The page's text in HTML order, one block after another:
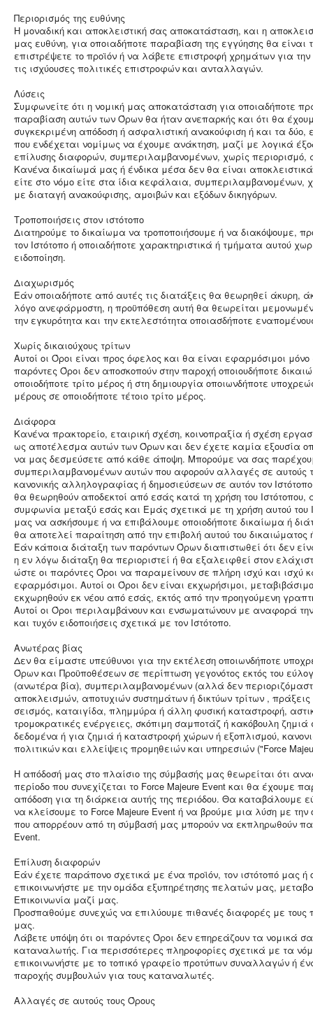
Περιορισμός της ευθύνης
Η μοναδική και αποκλειστική σας αποκατάσταση, και η
μας ευθύνη, για οποιαδήποτε παραβίαση της εγγύησης θα είναι
επιστρέψετε το προϊόν ή να λάβετε επιστροφή χρημάτων για
τις ισχύουσες πολιτικές επιστροφών και ανταλλαγών.
Λύσεις
Συμφωνείτε ότι η νομική μας αποκατάσταση για οποιαδήποτε
παραβίαση αυτών των Όρων θα ήταν ανεπαρκής και ότι θα
συγκεκριμένη απόδοση ή ασφαλιστική ανακούφιση ή και τα δύο,
που ενδέχεται νομίμως να έχουμε ανάκτηση, μαζί με λογικά
επίλυσης διαφορών, συμπεριλαμβανομένων, χωρίς περιορισμό,
Κανένα δικαίωμά μας ή ένδικα μέσα δεν θα είναι
είτε στο νόμο είτε στα ίδια κεφάλαια, συμπεριλαμβανομένων,
με διαταγή ανακούφισης, αμοιβών και εξόδων δικηγόρων.
Τροποποιήσεις στον ιστότοπο
Διατηρούμε το δικαίωμα να τροποποιήσουμε ή να διακόψουμε,
τον Ιστότοπο ή οποιαδήποτε χαρακτηριστικά ή τμήματα αυτού
ειδοποίηση.
Διαχωρισμός
Εάν οποιαδήποτε από αυτές τις διατάξεις θα θεωρηθεί άκυρη,
λόγο ανεφάρμοστη, η προϋπόθεση αυτή θα θεωρείται
την εγκυρότητα και την εκτελεστότητα οποιασδήποτε
Χωρίς δικαιούχους τρίτων
Αυτοί οι Όροι είναι προς όφελος και θα είναι εφαρμόσιμοι
παρόντες Όροι δεν αποσκοπούν στην παροχή οποιουδήποτε
οποιοδήποτε τρίτο μέρος ή στη δημιουργία οποιωνδήποτε
μέρους σε οποιοδήποτε τέτοιο τρίτο μέρος.
Διάφορα
Κανένα πρακτορείο, εταιρική σχέση, κοινοπραξία ή σχέση
ως αποτέλεσμα αυτών των Όρων και δεν έχετε καμία εξουσία
να μας δεσμεύσετε από κάθε άποψη. Μπορούμε να σας
συμπεριλαμβανομένων αυτών που αφορούν αλλαγές σε αυτούς
κανονικής αλληλογραφίας ή δημοσιεύσεων σε αυτόν τον Ιστότοπο.
θα θεωρηθούν αποδεκτοί από εσάς κατά τη χρήση του Ιστότοπου,
συμφωνία μεταξύ εσάς και Εμάς σχετικά με τη χρήση αυτού του
μας να ασκήσουμε ή να επιβάλουμε οποιοδήποτε δικαίωμα ή
θα αποτελεί παραίτηση από την επιβολή αυτού του δικαιώματος
Εάν κάποια διάταξη των παρόντων Όρων διαπιστωθεί ότι δεν
η εν λόγω διάταξη θα περιοριστεί ή θα εξαλειφθεί στον
ώστε οι παρόντες Όροι να παραμείνουν σε πλήρη ισχύ και ισχύ
εφαρμόσιμοι. Αυτοί οι Όροι δεν είναι εκχωρήσιμοι,
εκχωρηθούν εκ νέου από εσάς, εκτός από την προηγούμενη
Αυτοί οι Όροι περιλαμβάνουν και ενσωματώνουν με αναφορά
και τυχόν ειδοποιήσεις σχετικά με τον Ιστότοπο.
Ανωτέρας βίας
Δεν θα είμαστε υπεύθυνοι για την εκτέλεση οποιωνδήποτε
Όρων και Προϋποθέσεων σε περίπτωση γεγονότος εκτός του
(ανωτέρα βία), συμπεριλαμβανομένων (αλλά δεν
αποκλεισμών, αποτυχιών συστημάτων ή δικτύων τρίτων ,
σεισμός, καταιγίδα, πλημμύρα ή άλλη φυσική καταστροφή,
τρομοκρατικές ενέργειες, σκόπιμη σαμποτάζ ή κακόβουλη ζημιά
δεδομένα ή για ζημιά ή καταστροφή χώρων ή εξοπλισμού,
πολιτικών και ελλείψεις προμηθειών και υπηρεσιών ("Force
Η απόδοσή μας στο πλαίσιο της σύμβασής μας θεωρείται ότι
περίοδο που συνεχίζεται το Force Majeure Event και θα έχουμε
απόδοση για τη διάρκεια αυτής της περιόδου. Θα καταβάλουμε
να κλείσουμε το Force Majeure Event ή να βρούμε μια λύση με την
που απορρέουν από τη σύμβασή μας μπορούν να εκπληρωθούν
Event.
Επίλυση διαφορών
Εάν έχετε παράπονο σχετικά με ένα προϊόν, τον ιστότοπό μας ή
επικοινωνήστε με την ομάδα εξυπηρέτησης πελατών μας,
Επικοινωνία μαζί μας.
Προσπαθούμε συνεχώς να επιλύουμε πιθανές διαφορές με
μας.
Λάβετε υπόψη ότι οι παρόντες Όροι δεν επηρεάζουν τα νομικά
καταναλωτής. Για περισσότερες πληροφορίες σχετικά με τα
επικοινωνήστε με το τοπικό γραφείο προτύπων συναλλαγών ή
παροχής συμβουλών για τους καταναλωτές.
Αλλαγές σε αυτούς τους Όρους